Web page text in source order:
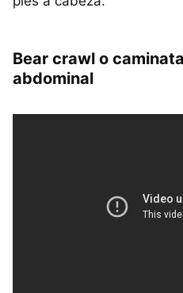
Bear crawl o
abdominal